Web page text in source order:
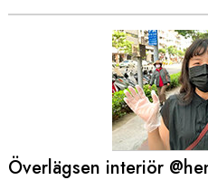
Överlägsen interiör